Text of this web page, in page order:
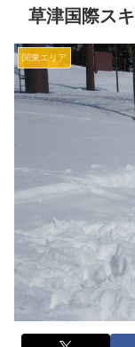
草津国際ス
関東エリア